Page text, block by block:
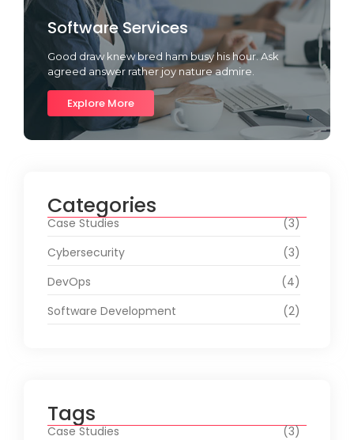
Software Services
Good draw knew bred ham busy his hour. Ask
agreed answer rather joy nature admire.
Explore More
Categories
Case Studies
(3)
Cybersecurity
(3)
DevOps
(4)
Software Development
(2)
Tags
Case Studies
(3)